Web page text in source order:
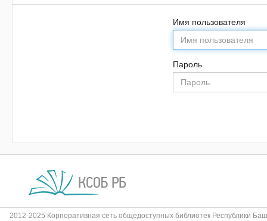
Имя пользователя
Пароль
2012-2025 Корпоративная сеть общедоступных библиотек Республики